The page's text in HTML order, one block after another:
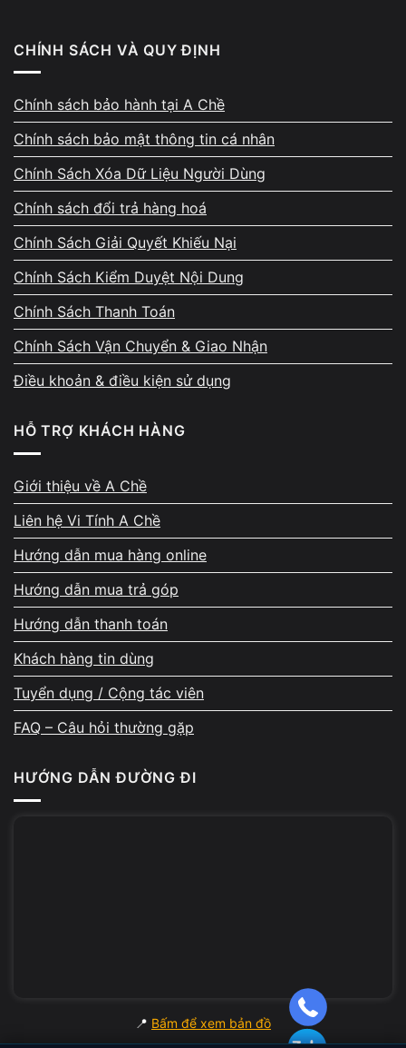
Kinh nghiệm thực tế và kỹ
thuật chuyên sâu
Vi Tính A Chề có đội ngũ kỹ thuật hơn 10
năm sửa chữa laptop, quen xử lý các tình
trạng như lỗi nguồn, mất nguồn, treo logo,
quá nhiệt, hư mainboard, vỡ màn hình, SSD
báo đỏ, bàn phím lỗi, pin chai, chạm sạc hoặc
thiết bị hoạt động chậm. Quá trình chẩn đoán
luôn đặt tính chính xác lên hàng đầu, tìm
đúng nguyên nhân gốc thay vì thay linh kiện
Kiểm tra trực tiếp – giải thích
rõ trước khi sửa
Máy được kiểm tra ngay trước mặt khách
hàng. Kỹ thuật sẽ chỉ ra vị trí lỗi, phân tích
nguyên nhân, đưa ra phương án sửa phù hợp
và thống nhất chi phí trước khi thao tác.
Không có bất kỳ hành động thay linh kiện,
tháo máy hay tính phí nếu chưa được khách
mô tả lỗi, báo giá, thay linh kiện đến nghiệm
thu. Không thu thêm chi phí ngoài thỏa thuận,
CHÍNH SÁCH VÀ QUY ĐỊNH
Chính sách bảo hành tại A Chề
Chính sách bảo mật thông tin cá nhân
Chính Sách Xóa Dữ Liệu Người Dùng
Chính sách đổi trả hàng hoá
Chính Sách Giải Quyết Khiếu Nại
Chính Sách Kiểm Duyệt Nội Dung
Chính Sách Thanh Toán
Chính Sách Vận Chuyển & Giao Nhận
Điều khoản & điều kiện sử dụng
HỖ TRỢ KHÁCH HÀNG
Giới thiệu về A Chề
Liên hệ Vi Tính A Chề
Hướng dẫn mua hàng online
Hướng dẫn mua trả góp
Hướng dẫn thanh toán
Khách hàng tin dùng
Tuyển dụng / Cộng tác viên
FAQ – Câu hỏi thường gặp
HƯỚNG DẪN ĐƯỜNG ĐI
📍 Bấm để xem bản đồ